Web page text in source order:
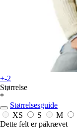
+-2
Størrelse
*
Størrelsesguide
XS
S M
Dette felt er påkrævet